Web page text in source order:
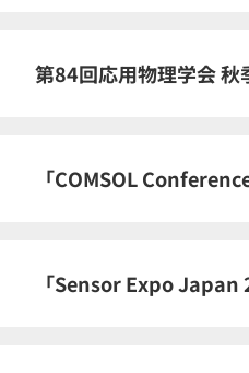
第84回応用物理学会
「COMSOL
「Sensor Expo Japan